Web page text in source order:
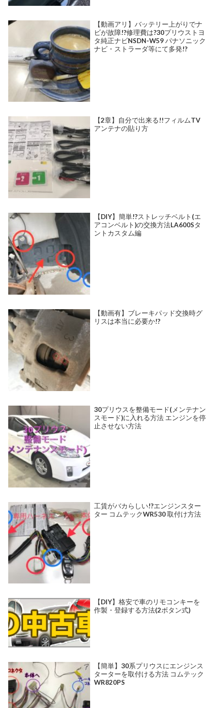
【動画アリ】バッテリー上がりでナ
ビが故障!?修理費は?30プリウストヨ
タ純正ナビNSDN-W59 パナソニック
ナビ・ストラーダ等にて多発!?
【2章】自分で出来る!!フィルムTV
アンテナの貼り方
【DIY】簡単!?ストレッチベルト(エ
アコンベルト)の交換方法LA600Sタ
ントカスタム編
【動画有】ブレーキパッド交換時グ
リスは本当に必要か!?
30プリウスを整備モード(メンテナン
スモード)に入れる方法 エンジンを停
止させない方法
工賃がバカらしい!?エンジンスター
ター コムテックWR530 取付け方法
【DIY】格安で車のリモコンキーを
作製・登録する方法(2ボタン式)
【簡単】30系プリウスにエンジンス
ターターを取付ける方法 コムテック
WR820PS